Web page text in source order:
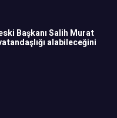
Başkanı Salih Murat
alabileceğini